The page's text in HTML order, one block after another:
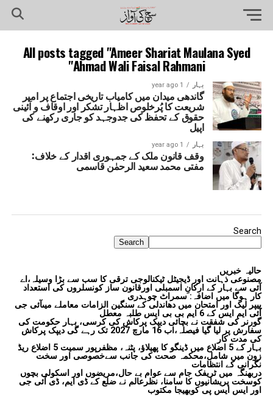
All posts tagged "Ameer Shariat Maulana Syed
Ahmad Wali Faisal Rahmani"
بہار 1 year ago
گاندھی میدان میں کامیاب تاریخی اجتماع پر امیر
شریعت کا پُرخلوص اظہار تشکر اور اوقاف و آئینی
حقوق کے تحفظ کی جدوجہد کو جاری رکھنے کی
اپیل
بہار 1 year ago
وقف قانون ملک کے جمہوری اقدار کے خلاف:
مفتی محمد سعید الرحمٰن قاسمی
Search
Search
حالیہ خبریں
مصنوعی ذہانت اور ڈیجیٹل ٹیکنالوجی ترقی کا سب سے بڑا وسیلہ،اے
آئی سے بہار کے ارکانِ اسمبلی اورقانون ساز کونسلروں کی استعداد
کار ہوگا میں اضافہ: سمراٹ چوہدری
پیپر لیک اور امتحان میں دھاندلی کے سنگین الزامات معاملے میںآئی جی
آئی ایم ایس کے 6 ایم بی بی ایس طلبہ معطل
گورنر کی شفقت نے بچائی دیپک پرکاش کی کرسی، بہار حکومت کی
سفارش پر لیا گیا فیصلہ،اب 16 مارچ 2027 تک رہے گی دیپک پرکاش
کی مدت کار
بہار کے 5 اضلاع میں ڈینگو کا پھیلاؤ، پٹنہ، مظفرپور سمیت 5 اضلاع ریڈ
زون میں شامل،محکمہ صحت کی جانب سےخصوصی اور سخت
نگرانی کے انتظامات
دربھنگہ میں ٹریفک جام سے عوام بے حال،مریضوں اور اسکولی بچوں
کوسخت پریشانیوں کا سامنا، نظرعالم نے ضلع کے ڈی ایم، ڈی آئی جی
اور ایس ایس پی کوبھیجا مکتوب